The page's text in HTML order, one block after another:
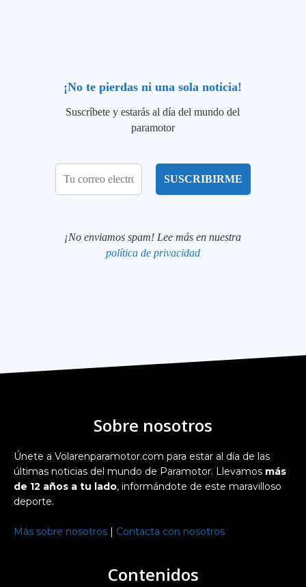
¡No te pierdas ni una sola noticia!
Suscríbete y estarás al día del mundo del
paramotor
¡No enviamos spam! Lee más en nuestra
política de privacidad
Sobre nosotros
Únete a Volarenparamotor.com para estar al día de las
últimas noticias del mundo de Paramotor. Llevamos más
de 12 años a tu lado, informándote de este maravilloso
deporte.
Más sobre nosotros | Contacta con nosotros
Contenidos